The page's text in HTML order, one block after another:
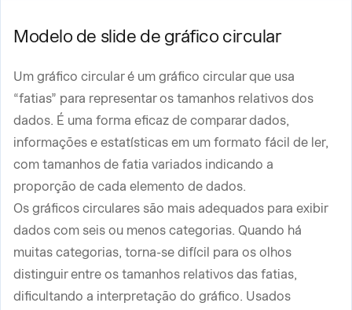
Modelo de slide de gráfico circular
Um gráfico circular é um gráfico circular que usa
“fatias” para representar os tamanhos relativos dos
dados. É uma forma eficaz de comparar dados,
informações e estatísticas em um formato fácil de ler,
com tamanhos de fatia variados indicando a
proporção de cada elemento de dados.
Os gráficos circulares são mais adequados para exibir
dados com seis ou menos categorias. Quando há
muitas categorias, torna-se difícil para os olhos
distinguir entre os tamanhos relativos das fatias,
dificultando a interpretação do gráfico. Usados